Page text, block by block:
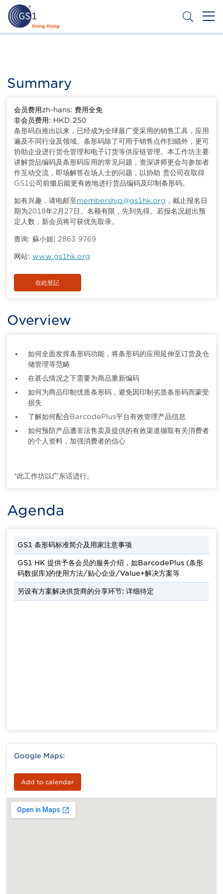
Skip
main
content
Second
Menu
Summary
会员费用zh-hans: 费用全免
非会员费用: HKD 250
条形码自推出以来，已经成为全球最广受采用的销售工具，应用
遍及不同行业及领域。条形码除了可用于销售点作扫瞄外，更可
协助企业进行货仓管理和电子订货等供应链管理。本工作坊主要
讲解货品编码及条形码应用的常见问题，资深讲师更会与参加者
作互动交流，即场解答在场人士的问题，以协助 贵公司在取得
GS1公司前缀后能更有效地进行货品编码及印制条形码。
如有兴趣，请电邮至membership@gs1hk.org ，截止报名日
期为2018年2月27日。名额有限，先到先得。若报名况超出预
定人数，新会员将可获优先取录。
查询: 蘇小姐| 2863 9769
网站: www.gs1hk.org
在此登記
Overview
如何全面发挥条形码功能，将条形码的应用延伸至订货及仓
储管理等范畴
在甚么情况之下需要为商品重新编码
如何为商品印制优质条形码，避免因印制劣质条形码而蒙受
损失
了解如何配合BarcodePlus平台有效管理产品信息
如何预防产品遭非法售卖及提供的有效渠道撷取有关消费者
的个人资料，加强消费者的信心
*此工作坊以广东话进行。
Agenda
GS1 条形码标准简介及用家注意事项
GS1 HK 提供予各会员的服务介绍，如BarcodePlus (条形
码数据库)的使用方法/贴心企业/Value+解决方案等
另设有方案解决供货商的分享环节: 详细待定
Google Maps:
Add to calendar